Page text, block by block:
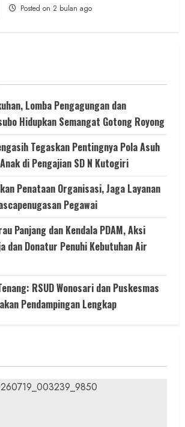
Posted on 2 bulan ago
Lomba Pengagungan dan
Hidupkan Semangat Gotong Royong
Tegaskan Pentingnya Pola Asuh
di Pengajian SD N Kutogiri
Penataan Organisasi, Jaga Layanan
Pegawai
Panjang dan Kendala PDAM, Aksi
dan Donatur Penuhi Kebutuhan Air
RSUD Wonosari dan Puskesmas
Pendampingan Lengkap